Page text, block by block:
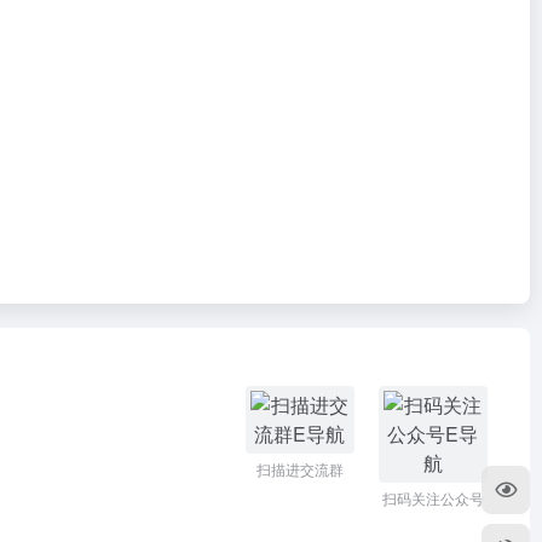
扫描进交流群
扫码关注公众号